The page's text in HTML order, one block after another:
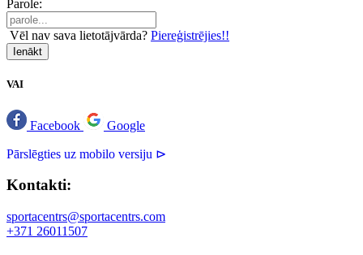
Parole:
Vēl nav sava lietotājvārda? Piereģistrējies!!
Ienākt
VAI
Facebook Google
Pārslēgties uz mobilo versiju ⊳
Kontakti:
sportacentrs@sportacentrs.com
+371 26011507